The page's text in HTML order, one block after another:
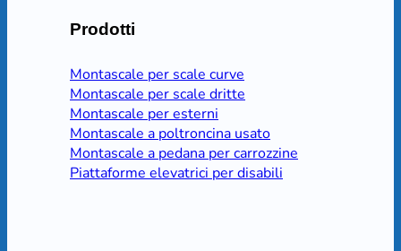
Prodotti
Montascale per scale curve
Montascale per scale dritte
Montascale per esterni
Montascale a poltroncina usato
Montascale a pedana per carrozzine
Piattaforme elevatrici per disabili